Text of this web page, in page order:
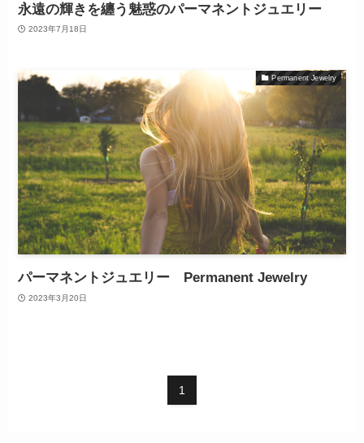
永遠の輝きを纏う魅惑のパーマネントジュエリー
2023年7月18日
Permanent Jewelry
パーマネントジュエリー Permanent Jewelry
2023年3月20日
1